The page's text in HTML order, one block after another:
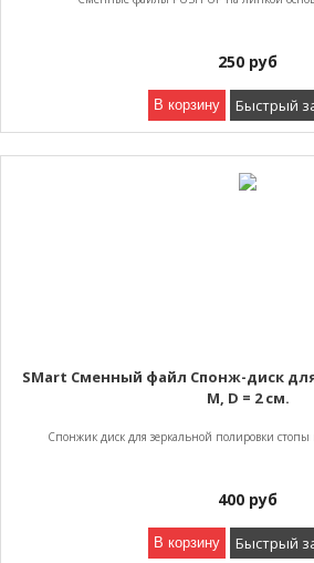
250 руб
В корзину Быстрый
SMart Сменный файл Спонж-диск
M, D = 2 см.
Спонжик диск для зеркальной полировки
400 руб
В корзину Быстрый